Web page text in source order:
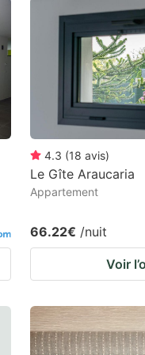
4.3 (18 avis)
Le Gîte Araucaria
Appartement
66.22€ /nuit
Voir